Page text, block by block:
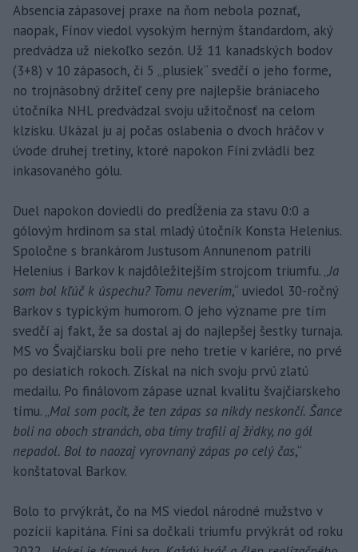
Absencia zápasovej praxe na ňom nebola poznať,
naopak, Fínov viedol vysokým herným štandardom, aký
predvádza už niekoľko sezón. Už 11 kanadských bodov
(3+8) v 10 zápasoch, či 5 „plusiek“ svedčí o jeho forme,
no trojnásobný držiteľ ceny pre najlepšie brániaceho
útočníka NHL predvádzal svoju užitočnosť na celom
klzisku. Ukázal ju aj počas oslabenia o dvoch hráčov v
úvode druhej tretiny, ktoré napokon Fíni zvládli bez
inkasovaného gólu.
Duel napokon doviedli do predĺženia za stavu 0:0 a
gólovým hrdinom sa stal mladý útočník Konsta Helenius.
Spoločne s brankárom Justusom Annunenom patrili
Helenius i Barkov k najdôležitejším strojcom triumfu. „Ja
som bol kľúč k úspechu? Tomu neverím,“ uviedol 30-ročný
Barkov s typickým humorom. O jeho význame pre tím
svedčí aj fakt, že sa dostal aj do najlepšej šestky turnaja.
MS vo Švajčiarsku boli pre neho tretie v kariére, no prvé
po desiatich rokoch. Získal na nich svoju prvú zlatú
medailu. Po finálovom zápase uznal kvalitu švajčiarskeho
tímu. „Mal som pocit, že ten zápas sa nikdy neskončí. Šance
boli na oboch stranách, oba tímy trafili aj žŕdky, no gól
nepadol. Bol to naozaj vyrovnaný zápas po celý čas,“
konštatoval Barkov.
Bolo to prvýkrát, čo na MS viedol národné mužstvo v
pozícii kapitána. Fíni sa dočkali triumfu prvýkrát od roku